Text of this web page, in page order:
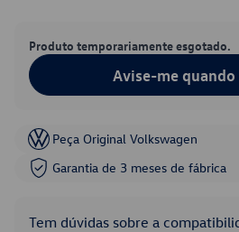
Produto temporariamente esgotado.
Avise-me quando
Peça Original Volkswagen
Garantia de 3 meses de fábrica
Tem dúvidas sobre a